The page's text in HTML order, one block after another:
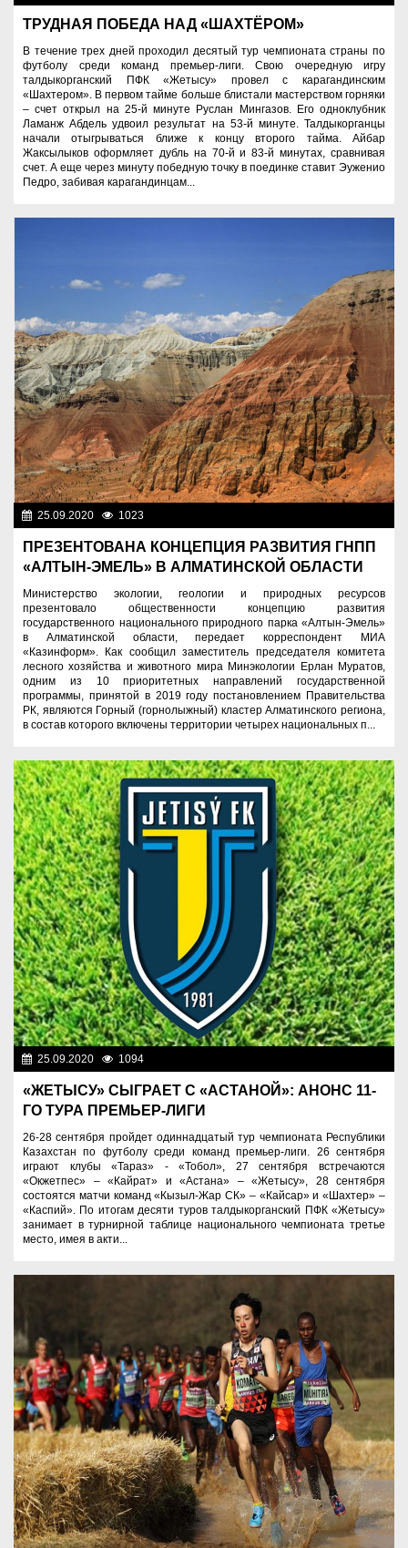
ТРУДНАЯ ПОБЕДА НАД «ШАХТЁРОМ»
В течение трех дней проходил десятый тур чемпионата страны по
футболу среди команд премьер-лиги. Свою очередную игру
талдыкорганский ПФК «Жетысу» провел с карагандинским
«Шахтером». В первом тайме больше блистали мастерством горняки
– счет открыл на 25-й минуте Руслан Мингазов. Его одноклубник
Ламанж Абдель удвоил результат на 53-й минуте. Талдыкорганцы
начали отыгрываться ближе к концу второго тайма. Айбар
Жаксылыков оформляет дубль на 70-й и 83-й минутах, сравнивая
счет. А еще через минуту победную точку в поединке ставит Эуженио
Педро, забивая карагандинцам...
25.09.2020 1023
ПРЕЗЕНТОВАНА КОНЦЕПЦИЯ РАЗВИТИЯ ГНПП
«АЛТЫН-ЭМЕЛЬ» В АЛМАТИНСКОЙ ОБЛАСТИ
Министерство экологии, геологии и природных ресурсов
презентовало общественности концепцию развития
государственного национального природного парка «Алтын-Эмель»
в Алматинской области, передает корреспондент МИА
«Казинформ». Как сообщил заместитель председателя комитета
лесного хозяйства и животного мира Минэкологии Ерлан Муратов,
одним из 10 приоритетных направлений государственной
программы, принятой в 2019 году постановлением Правительства
РК, являются Горный (горнолыжный) кластер Алматинского региона,
в состав которого включены территории четырех национальных п...
25.09.2020 1094
«ЖЕТЫСУ» СЫГРАЕТ С «АСТАНОЙ»: АНОНС 11-
ГО ТУРА ПРЕМЬЕР-ЛИГИ
26-28 сентября пройдет одиннадцатый тур чемпионата Республики
Казахстан по футболу среди команд премьер-лиги. 26 сентября
играют клубы «Тараз» - «Тобол», 27 сентября встречаются
«Окжетпес» – «Кайрат» и «Астана» – «Жетысу», 28 сентября
состоятся матчи команд «Кызыл-Жар СК» – «Кайсар» и «Шахтер» –
«Каспий». По итогам десяти туров талдыкорганский ПФК «Жетысу»
занимает в турнирной таблице национального чемпионата третье
место, имея в акти...